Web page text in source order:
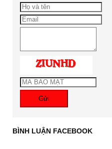
Gửi
BÌNH LUẬN FACEBOOK